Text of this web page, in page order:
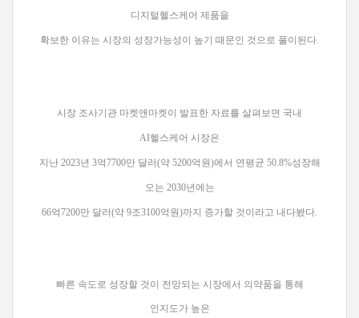
디지털헬스케어 제품을
확보한 이유는 시장의 성장가능성이 높기 때문인 것으로 풀이된다.
시장 조사기관 마켓앤마켓이 발표한 자료를 살펴보면 국내
AI헬스케어 시장은
지난 2023년 3억7700만 달러(약 5200억원)에서 연평균 50.8%성장해
오는 2030년에는
66억7200만 달러(약 9조3100억원)까지 증가할 것이라고 내다봤다.
빠른 속도로 성장할 것이 전망되는 시장에서 의약품을 통해
인지도가 높은